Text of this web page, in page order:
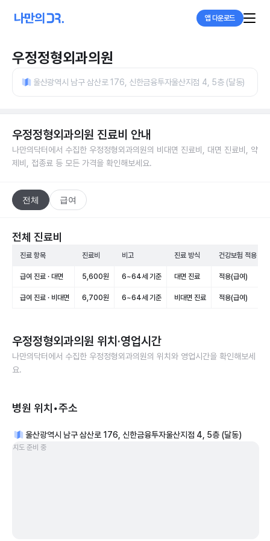
앱 다운로드
우정정형외과의원
울산광역시 남구 삼산로 176, 신한금융투자울산지점 4, 5층 (달동)
우정정형외과의원 진료비 안내
나만의닥터에서 수집한 우정정형외과의원의 비대면 진료비, 대면 진료비, 약
제비, 접종료 등 모든 가격을 확인해보세요.
전체 급여
전체 진료비
진료 항목 진료비 비고 진료 방식 건강보험 적용
급여 진료 · 대면 5,600원 6~64세 기준 대면 진료 적용(급여)
급여 진료 · 비대면 6,700원 6~64세 기준 비대면 진료 적용(급여)
우정정형외과의원 위치·영업시간
나만의닥터에서 수집한 우정정형외과의원의 위치와 영업시간을 확인해보세
요.
병원 위치•주소
울산광역시 남구 삼산로 176, 신한금융투자울산지점 4, 5층 (달동)
지도 준비 중